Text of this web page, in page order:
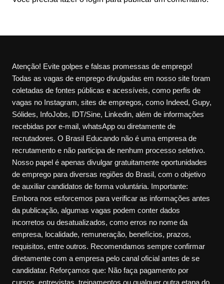
Atenção! Evite golpes e falsas promessas de emprego!
Todas as vagas de emprego divulgadas em nosso site foram
coletadas de fontes públicas e acessíveis, como perfis de
vagas no Instagram, sites de empregos, como Indeed, Gupy,
Sólides, InfoJobs, IDT/Sine, Linkedin, além de informações
recebidas por e-mail, whatsApp ou diretamente de
recrutadores. O Brasil Educando não é uma empresa de
recrutamento e não participa de nenhum processo seletivo.
Nosso papel é apenas divulgar gratuitamente oportunidades
de emprego para diversas regiões do Brasil, com o objetivo
de auxiliar candidatos de forma voluntária. Importante:
Embora nos esforcemos para verificar as informações antes
da publicação, algumas vagas podem conter dados
incorretos ou desatualizados, como erros no nome da
empresa, localidade, remuneração, benefícios, prazos,
requisitos, entre outros. Recomendamos sempre confirmar
diretamente com a empresa pelo canal oficial antes de se
candidatar. Reforçamos que: Não faça pagamento por
cursos, entrevistas, treinamentos ou qualquer outra etapa do